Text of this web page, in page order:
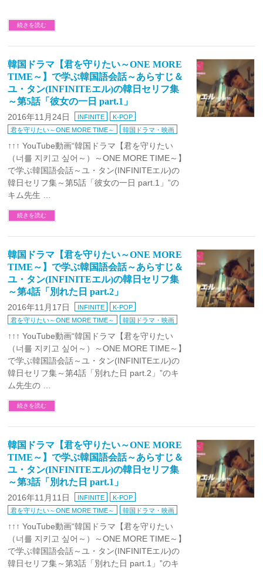
続きを読む
韓国ドラマ【君を守りたい～ONE MORE
TIME～】で学ぶ韓国語会話～あらすじ＆
ユ・タン(INFINITEエル)の韓日セリフ集
～第5話「彼女の一日 part.1」
2016年11月24日 INFINITE
K-POP
君を守りたい～ONE MORE TIME～
韓国ドラマ・映画
↑↑↑ YouTube動画“韓国ドラマ【君を守りたい
（너를 지키고 싶어～）～ONE MORE TIME～】
で学ぶ韓国語会話～ユ・タン(INFINITEエル)の
韓日セリフ集～第5話「彼女の一日 part.1」”の
キム先生 …
続きを読む
韓国ドラマ【君を守りたい～ONE MORE
TIME～】で学ぶ韓国語会話～あらすじ＆
ユ・タン(INFINITEエル)の韓日セリフ集
～第4話「別れた日 part.2」
2016年11月17日 INFINITE
K-POP
君を守りたい～ONE MORE TIME～
韓国ドラマ・映画
↑↑↑ YouTube動画“韓国ドラマ【君を守りたい
（너를 지키고 싶어～）～ONE MORE TIME～】
で学ぶ韓国語会話～ユ・タン(INFINITEエル)の
韓日セリフ集～第4話「別れた日 part.2」”のキ
ム先生の …
続きを読む
韓国ドラマ【君を守りたい～ONE MORE
TIME～】で学ぶ韓国語会話～あらすじ＆
ユ・タン(INFINITEエル)の韓日セリフ集
～第3話「別れた日 part.1」
2016年11月11日 INFINITE
K-POP
君を守りたい～ONE MORE TIME～
韓国ドラマ・映画
↑↑↑ YouTube動画“韓国ドラマ【君を守りたい
（너를 지키고 싶어～）～ONE MORE TIME～】
で学ぶ韓国語会話～ユ・タン(INFINITEエル)の
韓日セリフ集～第3話「別れた日 part.1」”のキ